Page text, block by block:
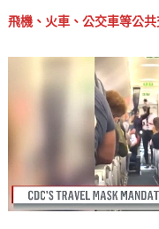
飛機、火車、公交車等公